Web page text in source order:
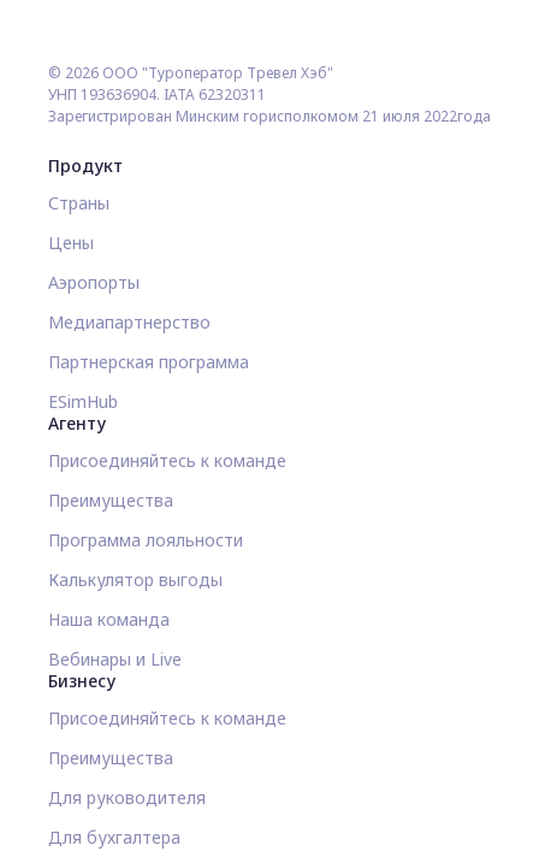
© 2026 ООО "Туроператор Тревел Хэб"
УНП 193636904. IATA 62320311
Зарегистрирован Минским горисполкомом 21 июля 2022года
Продукт
Страны
Цены
Аэропорты
Медиапартнерство
Партнерская программа
ESimHub
Агенту
Присоединяйтесь к команде
Преимущества
Программа лояльности
Калькулятор выгоды
Наша команда
Вебинары и Live
Бизнесу
Присоединяйтесь к команде
Преимущества
Для руководителя
Для бухгалтера